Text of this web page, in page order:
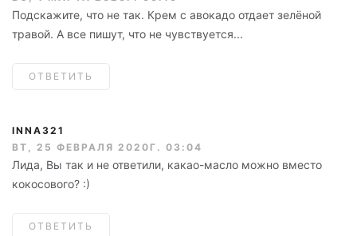
Подскажите, что не так. Крем с авокадо отдает зелёной
травой. А все пишут, что не чувствуется...
ОТВЕТИТЬ
INNA321
ВТ, 25 ФЕВРАЛЯ 2020Г. 03:04
Лида, Вы так и не ответили, какао-масло можно вместо
кокосового? :)
ОТВЕТИТЬ